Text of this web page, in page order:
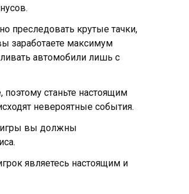
преследовать крутые тачки,
заработаете максимум
автомобили лишь с
станьте настоящим
невероятные события.
игры вы должны
являетесь настоящим и